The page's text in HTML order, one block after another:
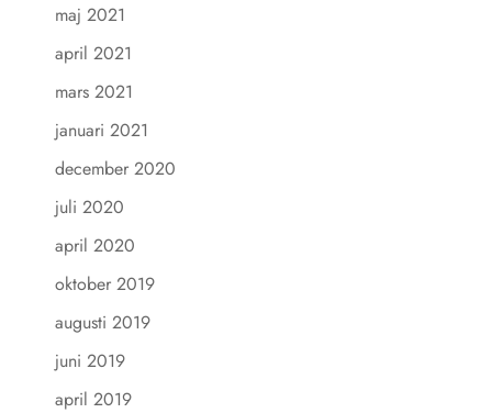
maj 2021
april 2021
mars 2021
januari 2021
december 2020
juli 2020
april 2020
oktober 2019
augusti 2019
juni 2019
april 2019